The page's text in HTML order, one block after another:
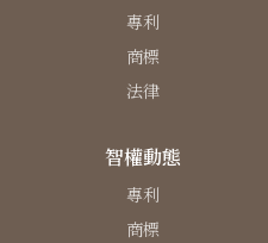
專利
商標
法律
智權動態
專利
商標